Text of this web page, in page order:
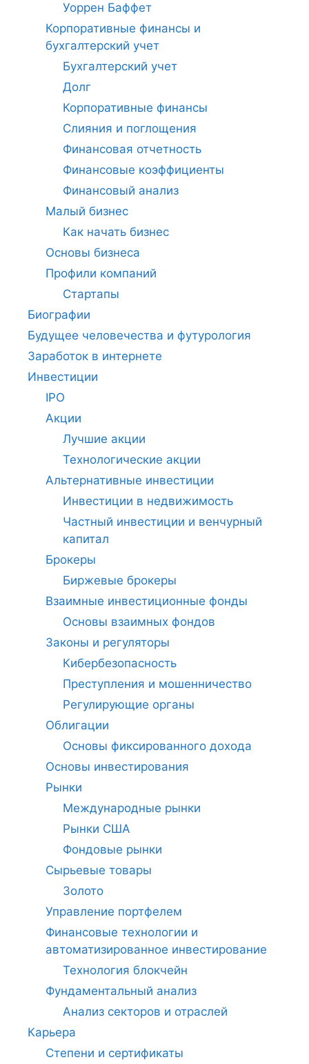
Уоррен Баффет
Корпоративные финансы и
бухгалтерский учет
Бухгалтерский учет
Долг
Корпоративные финансы
Слияния и поглощения
Финансовая отчетность
Финансовые коэффициенты
Финансовый анализ
Малый бизнес
Как начать бизнес
Основы бизнеса
Профили компаний
Стартапы
Биографии
Будущее человечества и футурология
Заработок в интернете
Инвестиции
IPO
Акции
Лучшие акции
Технологические акции
Альтернативные инвестиции
Инвестиции в недвижимость
Частный инвестиции и венчурный
капитал
Брокеры
Биржевые брокеры
Взаимные инвестиционные фонды
Основы взаимных фондов
Законы и регуляторы
Кибербезопасность
Преступления и мошенничество
Регулирующие органы
Облигации
Основы фиксированного дохода
Основы инвестирования
Рынки
Международные рынки
Рынки США
Фондовые рынки
Сырьевые товары
Золото
Управление портфелем
Финансовые технологии и
автоматизированное инвестирование
Технология блокчейн
Фундаментальный анализ
Анализ секторов и отраслей
Карьера
Степени и сертификаты